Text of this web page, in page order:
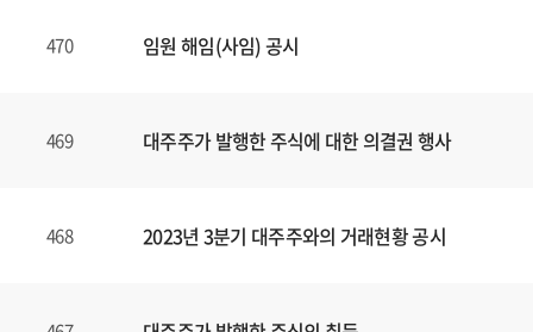
470 임원 해임(사임) 공시
469 대주주가 발행한 주식에 대한 의결권 행사
468 2023년 3분기 대주주와의 거래현황 공시